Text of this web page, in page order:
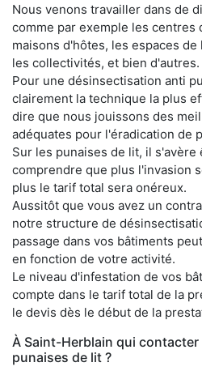
Nous venons travailler dans de
comme par exemple les centres
maisons d'hôtes, les espaces
les collectivités, et bien d'autres.
Pour une désinsectisation anti
clairement la technique la plus
dire que nous jouissons des
adéquates pour l'éradication de
Sur les punaises de lit, il
comprendre que plus l'invasion
plus le tarif total sera onéreux.
Aussitôt que vous avez un
notre structure de
passage dans vos bâtiments
en fonction de votre activité.
Le niveau d'infestation de vos
compte dans le tarif total de la
le devis dès le début de la
À Saint-Herblain qui
punaises de lit ?